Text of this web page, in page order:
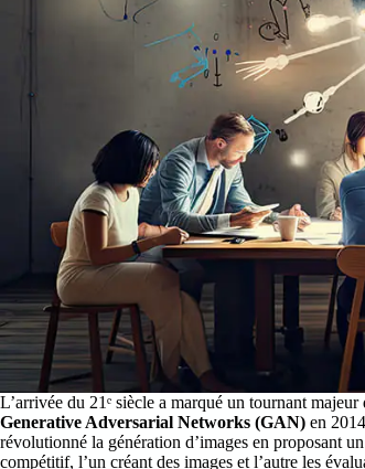
L’arrivée du 21ᵉ siècle a marqué un tournant
Generative Adversarial Networks (GAN) en
révolutionné la génération d’images en proposant
compétitif, l’un créant des images et l’autre les